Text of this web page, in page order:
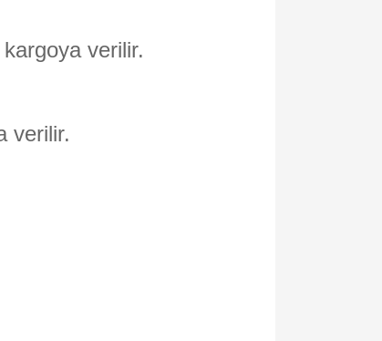
verilir.
verilir.